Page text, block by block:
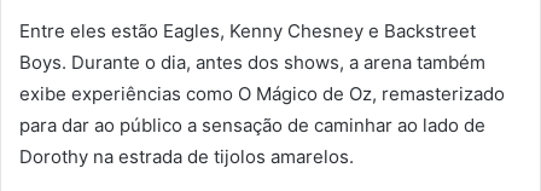
Entre eles estão Eagles, Kenny Chesney e Backstreet
Boys. Durante o dia, antes dos shows, a arena também
exibe experiências como O Mágico de Oz, remasterizado
para dar ao público a sensação de caminhar ao lado de
Dorothy na estrada de tijolos amarelos.